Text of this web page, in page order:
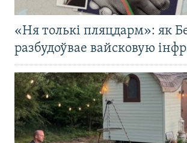
«Ня толькі пляцдарм»: як
разбудоўвае вайсковую